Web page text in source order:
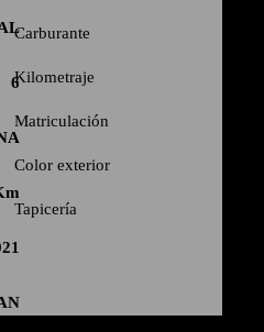
Carburante
Kilometraje
Matriculación
Color exterior
Tapicería
6